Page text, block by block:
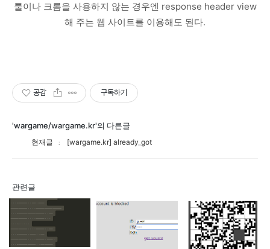
툴이나 크롬을 사용하지 않는 경우엔 response header view
해 주는 웹 사이트를 이용해도 된다.
공감 구독하기
'wargame/wargame.kr'의 다른글
현재글 [wargame.kr] already_got
관련글